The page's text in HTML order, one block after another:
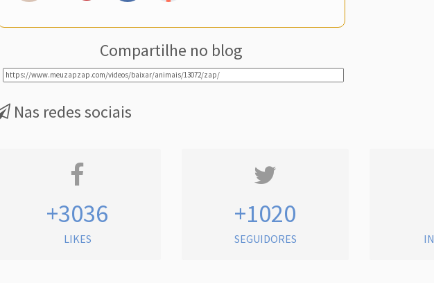
Compartilhe no blog
Nas redes sociais
+3036
LIKES
+1020
SEGUIDORES